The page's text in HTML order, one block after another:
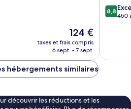
Le
nouveau
prix
de
124 €
taxes et frais compris
6 sept. - 7 sept.
8.8
sur
8,8
450
hébergements similaires
découvrir les réductions et les